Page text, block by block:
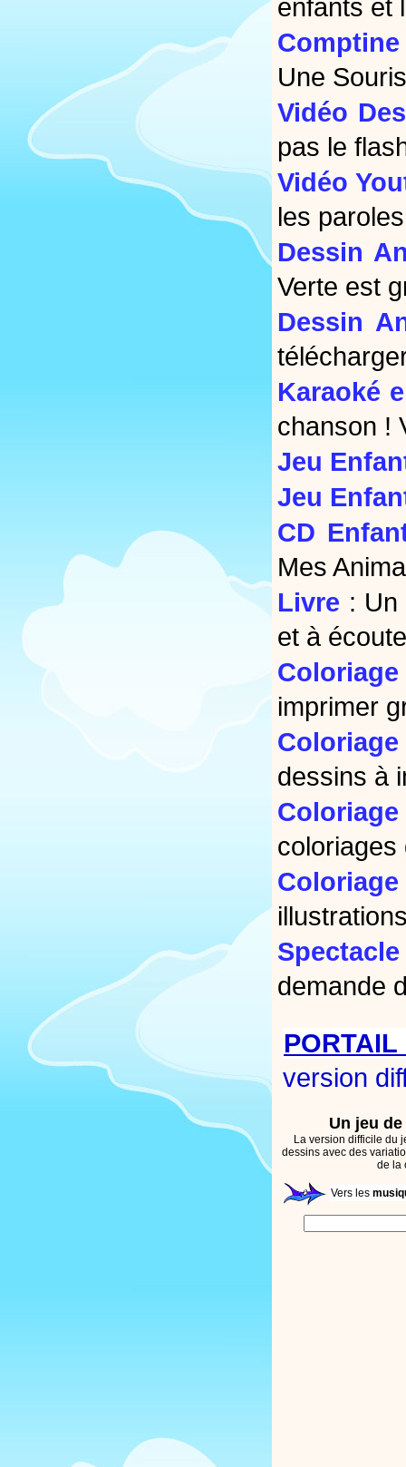
enfants et
Comptine
Une
Vidéo
pas le
Vidéo
les
Dessin
Verte est
Dessin
Karaoké
chanson !
Jeu
Jeu
CD
Mes
Livre : Un
et à
Coloriage
imprimer
Coloriage
dessins à
Coloriage
coloriages
Coloriage
demande
version
Un jeu
La version difficile du
dessins avec des
de la
Vers les